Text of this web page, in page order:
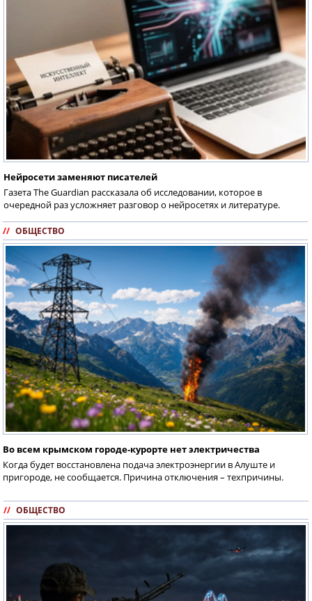
Нейросети заменяют писателей
Газета The Guardian рассказала об исследовании, которое в
очередной раз усложняет разговор о нейросетях и литературе.
// ОБЩЕСТВО
Во всем крымском городе-курорте нет электричества
Когда будет восстановлена подача электроэнергии в Алуште и
пригороде, не сообщается. Причина отключения – техпричины.
// ОБЩЕСТВО